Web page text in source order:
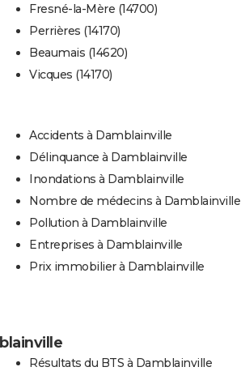
Fresné-la-Mère (14700)
Perrières (14170)
Beaumais (14620)
Vicques (14170)
Accidents à Damblainville
Délinquance à Damblainville
Inondations à Damblainville
Nombre de médecins à Damblainville
Pollution à Damblainville
Entreprises à Damblainville
Prix immobilier à Damblainville
Résultats du BTS à Damblainville